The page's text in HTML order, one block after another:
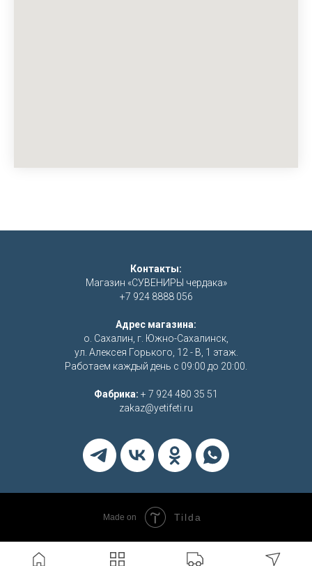
Контакты:
Магазин «СУВЕНИРЫ чердака»
+7 924 8888 056
Адрес магазина:
о. Сахалин, г. Южно-Сахалинск,
ул. Алексея Горького, 12 - В, 1 этаж.
Работаем каждый день с 09:00 до 20:00.
Фабрика: + 7 924 480 35 51
zakaz@yetifeti.ru
Made on Tilda